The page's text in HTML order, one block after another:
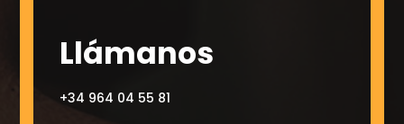
Llámanos
+34 964 04 55 81